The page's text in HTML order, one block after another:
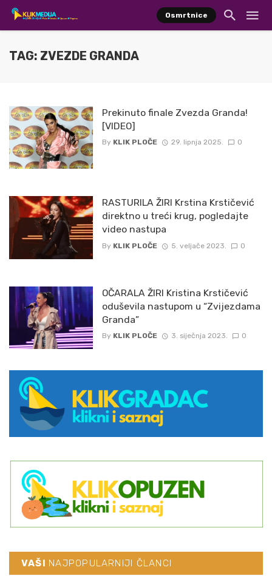
Osmrtnice
TAG: ZVEZDE GRANDA
Prekinuto finale Zvezda Granda!
[VIDEO]
By KLIK PLOČE 29. lipnja 2025. 0
RASTURILA ŽIRI Krstina Krstičević
direktno u treći krug, pogledajte
video nastupa
By KLIK PLOČE 5. veljače 2023. 0
OČARALA ŽIRI Kristina Krstičević
oduševila nastupom u “Zvijezdama
Granda”
By KLIK PLOČE 3. siječnja 2023. 0
VAŠI NAJPOPULARNIJI ČLANCI